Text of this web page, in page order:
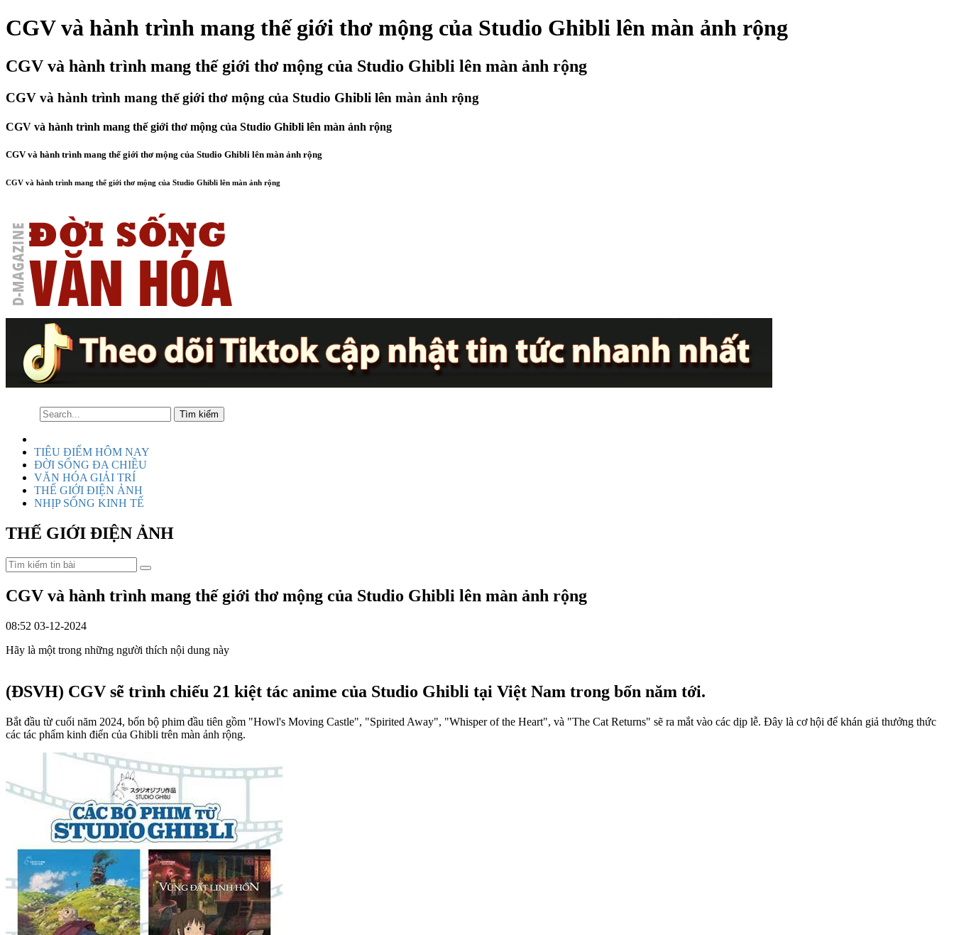
CGV và hành trình mang thế giới thơ mộng của Studio Ghibli lên màn ảnh rộng
CGV và hành trình mang thế giới thơ mộng của Studio Ghibli lên màn ảnh rộng
CGV và hành trình mang thế giới thơ mộng của Studio Ghibli lên màn ảnh rộng
CGV và hành trình mang thế giới thơ mộng của Studio Ghibli lên màn ảnh rộng
CGV và hành trình mang thế giới thơ mộng của Studio Ghibli lên màn ảnh rộng
CGV và hành trình mang thế giới thơ mộng của Studio Ghibli lên màn ảnh rộng
TIÊU ĐIỂM HÔM NAY
ĐỜI SỐNG ĐA CHIỀU
VĂN HÓA GIẢI TRÍ
THẾ GIỚI ĐIỆN ẢNH
NHỊP SỐNG KINH TẾ
THẾ GIỚI ĐIỆN ẢNH
CGV và hành trình mang thế giới thơ mộng của Studio Ghibli lên màn ảnh rộng
08:52 03-12-2024
Hãy là một trong những người thích nội dung này
(ĐSVH) CGV sẽ trình chiếu 21 kiệt tác anime của Studio Ghibli tại Việt Nam trong bốn năm tới.
Bắt đầu từ cuối năm 2024, bốn bộ phim đầu tiên gồm "Howl's Moving Castle", "Spirited Away", "Whisper of the Heart", và "The Cat Returns" sẽ ra mắt vào các dịp lễ. Đây là cơ hội để khán giả thưởng thức
các tác phẩm kinh điển của Ghibli trên màn ảnh rộng.